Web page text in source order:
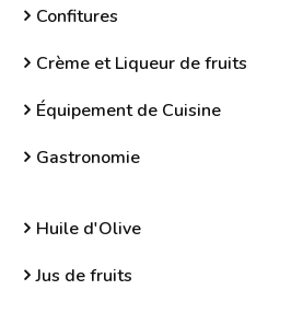
Confitures
Crème et Liqueur de fruits
Équipement de Cuisine
Gastronomie
Huile d'Olive
Jus de fruits